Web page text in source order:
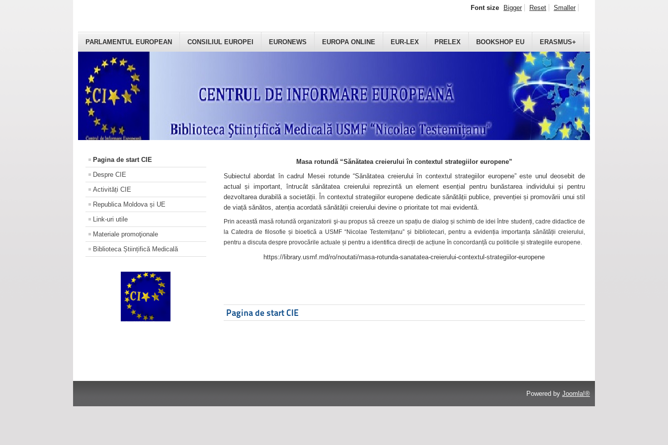
PARLAMENTUL EUROPEAN CONSILIUL EUROPEI EURONEWS EUROPA ONLINE EUR-LEX PRELEX BOOKSHOP EU ERASMUS+
Font size Bigger Reset Smaller
Pagina de start CIE
Despre CIE
Activități CIE
Republica Moldova și UE
Link-uri utile
Materiale promoţionale
Biblioteca Științifică Medicală
Masa rotundă “Sănătatea creierului în contextul strategiilor europene”
Subiectul abordat în cadrul Mesei rotunde “Sănătatea creierului în contextul strategiilor europene” este unul deosebit de
actual și important, întrucât sănătatea creierului reprezintă un element esențial pentru bunăstarea individului și pentru
dezvoltarea durabilă a societății. În contextul strategiilor europene dedicate sănătății publice, prevenției și promovării unui stil
de viață sănătos, atenția acordată sănătății creierului devine o prioritate tot mai evidentă.
Prin această masă rotundă organizatorii şi-au propus să creeze un spațiu de dialog și schimb de idei între studenți, cadre didactice de
la Catedra de filosofie și bioetică a USMF “Nicolae Testemițanu” și bibliotecari, pentru a evidenția importanța sănătății creierului,
pentru a discuta despre provocările actuale și pentru a identifica direcții de acțiune în concordanță cu politicile și strategiile europene.
https://library.usmf.md/ro/noutati/masa-rotunda-sanatatea-creierului-contextul-strategiilor-europene
Pagina de start CIE
Powered by Joomla!®